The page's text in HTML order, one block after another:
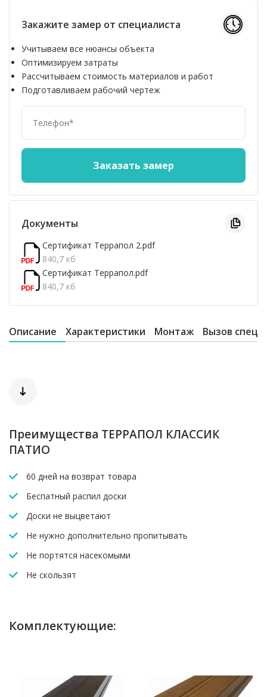
Закажите замер от специалиста
Учитываем все нюансы объекта
Оптимизируем затраты
Рассчитываем стоимость материалов и работ
Подготавливаем рабочий чертеж
Документы
Сертификат Террапол 2.pdf
840,7 кб
Сертификат Террапол.pdf
840,7 кб
Описание Характеристики Монтаж Вызов
Преимущества ТЕРРАПОЛ КЛАССИК
ПАТИО
60 дней на возврат товара
Беспатный распил доски
Доски не выцветают
Не нужно дополнительно пропитывать
Не портятся насекомыми
Не скользят
Комплектующие: